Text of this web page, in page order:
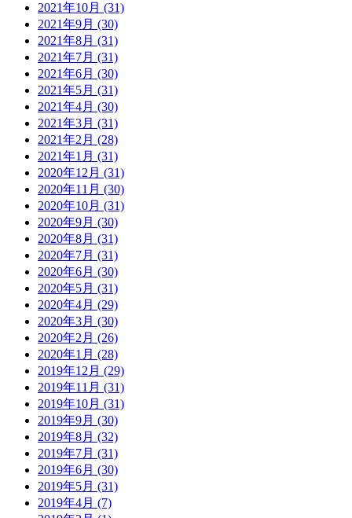
2021年10月 (31)
2021年9月 (30)
2021年8月 (31)
2021年7月 (31)
2021年6月 (30)
2021年5月 (31)
2021年4月 (30)
2021年3月 (31)
2021年2月 (28)
2021年1月 (31)
2020年12月 (31)
2020年11月 (30)
2020年10月 (31)
2020年9月 (30)
2020年8月 (31)
2020年7月 (31)
2020年6月 (30)
2020年5月 (31)
2020年4月 (29)
2020年3月 (30)
2020年2月 (26)
2020年1月 (28)
2019年12月 (29)
2019年11月 (31)
2019年10月 (31)
2019年9月 (30)
2019年8月 (32)
2019年7月 (31)
2019年6月 (30)
2019年5月 (31)
2019年4月 (7)